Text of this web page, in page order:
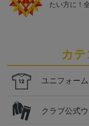
たい方に！
カ
ユニフォーム
クラブ公式